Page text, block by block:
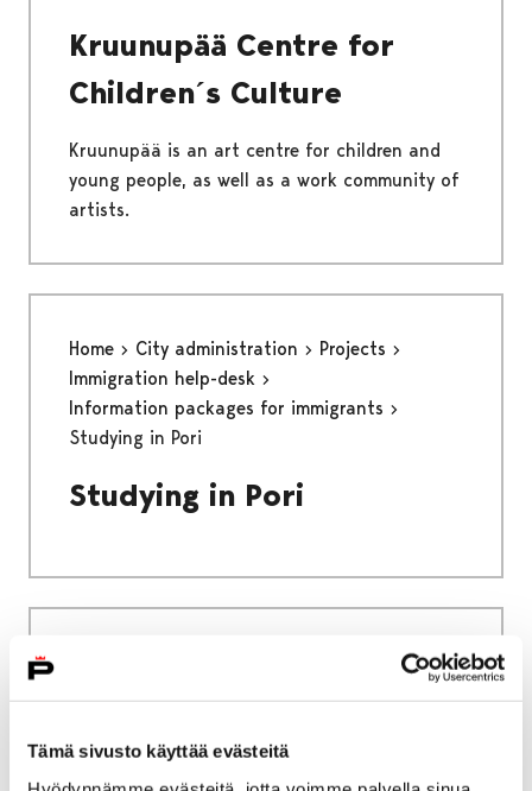
Tämä sivusto käyttää evästeitä
Kruunupää Centre for
Children´s Culture
Kruunupää is an art centre for children and
young people, as well as a work community of
artists.
Home City administration
Projects
Immigration help-desk
Information packages for immigrants
Studying in Pori
Studying in Pori